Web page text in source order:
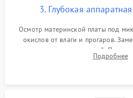
3. Глубокая
Осмотр материнской платы под
окислов от влаги и прогаров.
дежурных напряжений.
мультиконтроллера,Подробнее